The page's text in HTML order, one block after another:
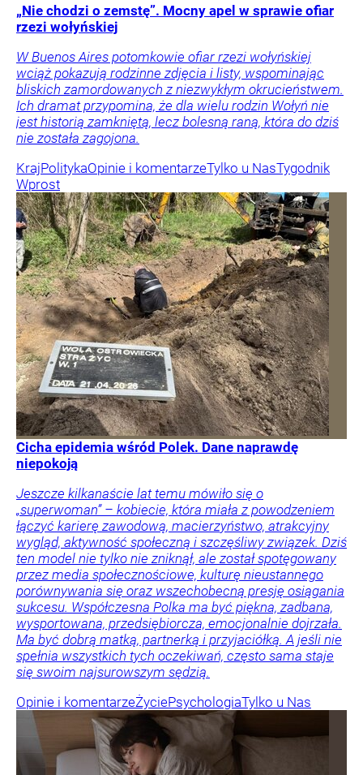
„Nie chodzi o zemstę”. Mocny apel w sprawie ofiar
rzezi wołyńskiej
W Buenos Aires potomkowie ofiar rzezi wołyńskiej
wciąż pokazują rodzinne zdjęcia i listy, wspominając
bliskich zamordowanych z niezwykłym okrucieństwem.
Ich dramat przypomina, że dla wielu rodzin Wołyń nie
jest historią zamkniętą, lecz bolesną raną, która do dziś
nie została zagojona.
KrajPolitykaOpinie i komentarzeTylko u NasTygodnik
Wprost
Cicha epidemia wśród Polek. Dane naprawdę
niepokoją
Jeszcze kilkanaście lat temu mówiło się o
„superwoman” – kobiecie, która miała z powodzeniem
łączyć karierę zawodową, macierzyństwo, atrakcyjny
wygląd, aktywność społeczną i szczęśliwy związek. Dziś
ten model nie tylko nie zniknął, ale został spotęgowany
przez media społecznościowe, kulturę nieustannego
porównywania się oraz wszechobecną presję osiągania
sukcesu. Współczesna Polka ma być piękna, zadbana,
wysportowana, przedsiębiorcza, emocjonalnie dojrzała.
Ma być dobrą matką, partnerką i przyjaciółką. A jeśli nie
spełnia wszystkich tych oczekiwań, często sama staje
się swoim najsurowszym sędzią.
Opinie i komentarzeŻyciePsychologiaTylko u Nas